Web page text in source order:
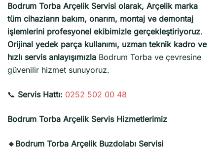
Bodrum Torba Arçelik Servisi olarak, Arçelik marka
tüm cihazların bakım, onarım, montaj ve demontaj
işlemlerini profesyonel ekibimizle gerçekleştiriyoruz.
Orijinal yedek parça kullanımı, uzman teknik kadro ve
hızlı servis anlayışımızla Bodrum Torba ve çevresine
güvenilir hizmet sunuyoruz.
📞 Servis Hattı: 0252 502 00 48
Bodrum Torba Arçelik Servis Hizmetlerimiz
🔹Bodrum Torba Arçelik Buzdolabı Servisi